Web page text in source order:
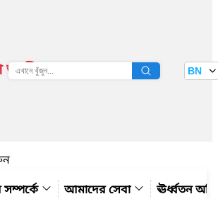
জাতীয় তথ্য বাতায়ন BN
আমাদের সেবা ঊর্ধ্বতন